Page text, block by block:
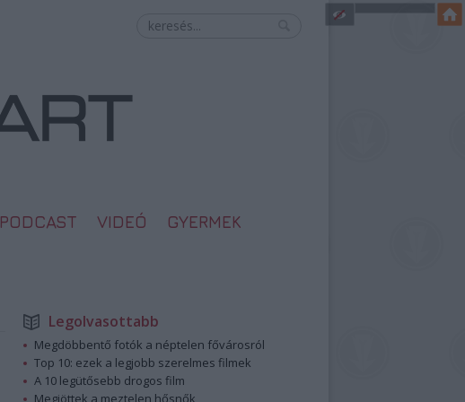
PODCAST VIDEÓ GYERMEK
Legolvasottabb
Megdöbbentő fotók a néptelen fővárosról
Top 10: ezek a legjobb szerelmes filmek
A 10 legütősebb drogos film
Megjöttek a meztelen hősnők